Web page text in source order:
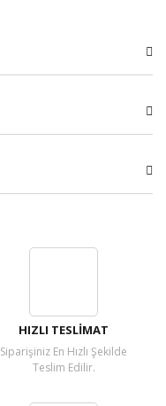
HIZLI TESLİMAT
Siparişiniz En Hızlı Şekilde
Teslim Edilir.